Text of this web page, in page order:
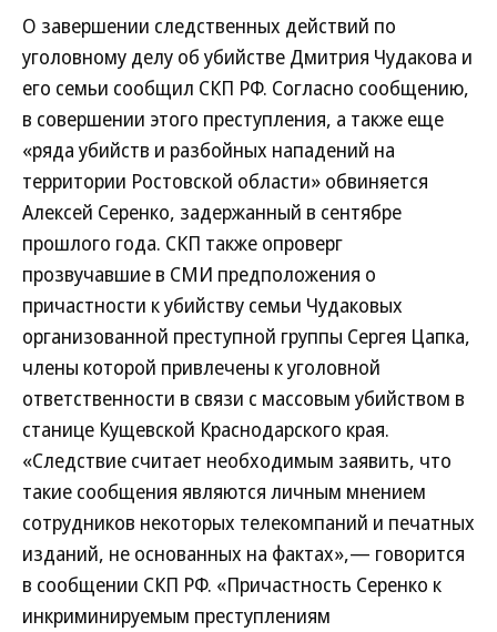
О завершении следственных действий по
уголовному делу об убийстве Дмитрия Чудакова и
его семьи сообщил СКП РФ. Согласно сообщению,
в совершении этого преступления, а также еще
«ряда убийств и разбойных нападений на
территории Ростовской области» обвиняется
Алексей Серенко, задержанный в сентябре
прошлого года. СКП также опроверг
прозвучавшие в СМИ предположения о
причастности к убийству семьи Чудаковых
организованной преступной группы Сергея Цапка,
члены которой привлечены к уголовной
ответственности в связи с массовым убийством в
станице Кущевской Краснодарского края.
«Следствие считает необходимым заявить, что
такие сообщения являются личным мнением
сотрудников некоторых телекомпаний и печатных
изданий, не основанных на фактах»,— говорится
в сообщении СКП РФ. «Причастность Серенко к
инкриминируемым преступлениям